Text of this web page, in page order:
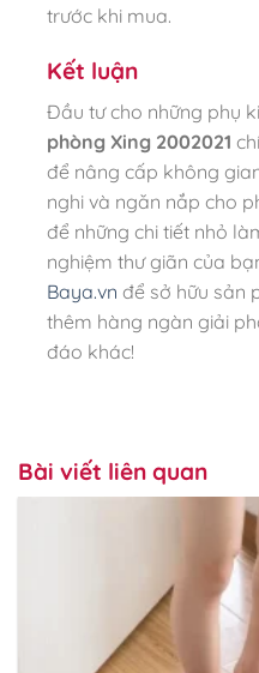
trước khi mua.
Kết luận
Đầu tư cho những phụ
phòng Xing 2002021
để nâng cấp không
nghi và ngăn nắp cho
để những chi tiết nhỏ
nghiệm thư giãn của
Baya.vn để sở hữu sản
thêm hàng ngàn giải
đáo khác!
Bài viết liên quan